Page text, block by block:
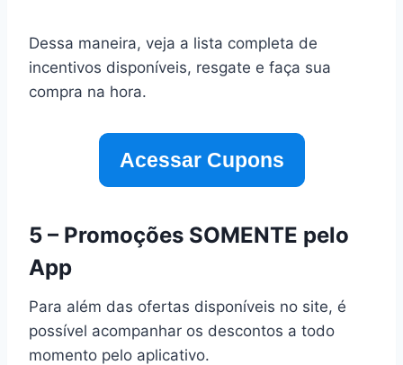
Dessa maneira, veja a lista completa de
incentivos disponíveis, resgate e faça sua
compra na hora.
Acessar Cupons
5 – Promoções SOMENTE pelo
App
Para além das ofertas disponíveis no site, é
possível acompanhar os descontos a todo
momento pelo aplicativo.